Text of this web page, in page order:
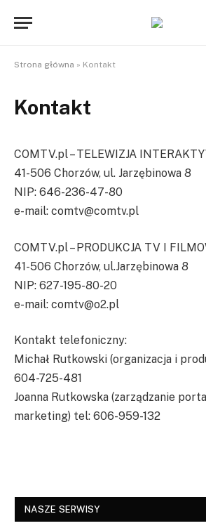
Strona główna » Kontakt
Kontakt
COMTV.pl – TELEWIZJA
41-506 Chorzów, ul. Jarzębinowa 8
NIP: 646-236-47-80
e-mail: comtv@comtv.pl
COMTV.pl – PRODUKCJA TV I
41-506 Chorzów, ul.Jarzębinowa 8
NIP: 627-195-80-20
e-mail: comtv@o2.pl
Kontakt telefoniczny:
Michał Rutkowski (organizacja i
604-725-481
Joanna Rutkowska (zarządzanie
marketing) tel: 606-959-132
NASZE SERWISY